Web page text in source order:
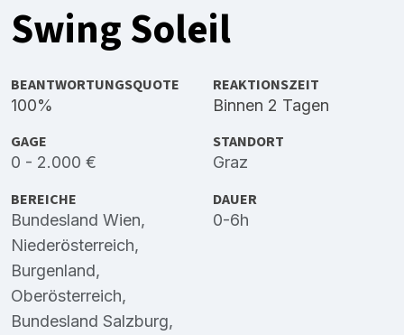
Swing Soleil
BEANTWORTUNGSQUOTE
100%
REAKTIONSZEIT
Binnen 2 Tagen
GAGE
0 - 2.000 €
STANDORT
Graz
BEREICHE
Bundesland Wien,
Niederösterreich,
Burgenland,
Oberösterreich,
Bundesland Salzburg,
DAUER
0-6h